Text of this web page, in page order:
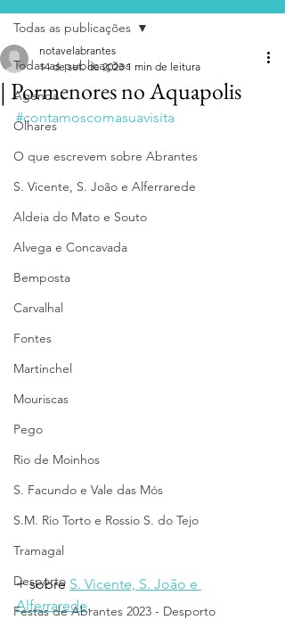
Todas as publicações
Agenda
Olhares
O que escrevem sobre Abrantes
S. Vicente, S. João e Alferrarede
Aldeia do Mato e Souto
Alvega e Concavada
Bemposta
Carvalhal
Fontes
Martinchel
Mouriscas
Pego
Rio de Moinhos
S. Facundo e Vale das Mós
S.M. Rio Torto e Rossio S. do Tejo
Tramagal
Desporto
Festas de Abrantes 2023 - Desporto
Todas as publicações
| Pormenores no Aquapolis
notavelabrantes
14 de set. de 2023 1 min de leitura
#contamoscomasuavisita
+ sobre S. Vicente, S. João e
Alferrarede.